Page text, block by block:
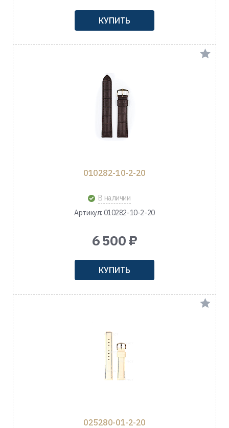
КУПИТЬ
010282-10-2-20
В наличии
Артикул: 010282-10-2-20
6 500 ₽
КУПИТЬ
025280-01-2-20